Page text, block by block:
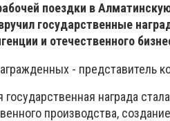
поездки в
государственные
и отечественного
- представитель
государственная награда
производства,